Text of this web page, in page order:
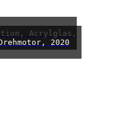
Acrylglas,
2020